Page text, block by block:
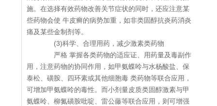
施。在选择有效药物改善关节症状的同时，还应注意某
些药物会使 牛皮癣的病势加重，如非类固醇抗炎药消炎
痛及某些金制剂等。
(3)科学、合理用药，减少激素类药物
严格 掌握各类药物的适应证、用药量及毒副作
用，注意药物的协同作用，如甲氨蝶呤与水杨酸盐、保
泰松、磺胺、四环素或其他细胞毒 类药物等联合应用，
可增加甲氨蝶呤的毒性。而小剂量皮质类固醇激素与甲
氨蝶呤、柳氮磺胺吡啶、雷公藤等联合应用，则可增强